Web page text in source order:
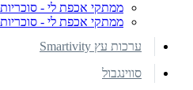
ממתקי אכפת לי -
ממתקי אכפת לי -
ערכות עץ Smartivity
סווינגבול